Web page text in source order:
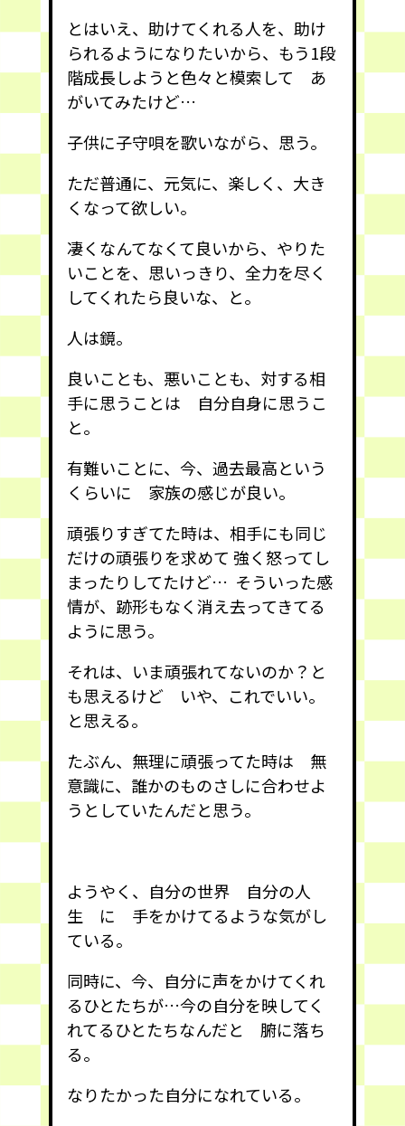
とはいえ、助けてくれる人を、助け
られるようになりたいから、もう1段
階成長しようと色々と模索して あ
がいてみたけど…
子供に子守唄を歌いながら、思う。
ただ普通に、元気に、楽しく、大き
くなって欲しい。
凄くなんてなくて良いから、やりた
いことを、思いっきり、全力を尽く
してくれたら良いな、と。
人は鏡。
良いことも、悪いことも、対する相
手に思うことは 自分自身に思うこ
と。
有難いことに、今、過去最高という
くらいに 家族の感じが良い。
頑張りすぎてた時は、相手にも同じ
だけの頑張りを求めて 強く怒ってし
まったりしてたけど… そういった感
情が、跡形もなく消え去ってきてる
ように思う。
それは、いま頑張れてないのか？と
も思えるけど いや、これでいい。
と思える。
たぶん、無理に頑張ってた時は 無
意識に、誰かのものさしに合わせよ
うとしていたんだと思う。
ようやく、自分の世界 自分の人
生 に 手をかけてるような気がし
ている。
同時に、今、自分に声をかけてくれ
るひとたちが…今の自分を映してく
れてるひとたちなんだと 腑に落ち
る。
なりたかった自分になれている。